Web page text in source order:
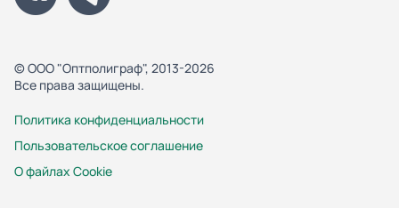
© ООО "Оптполиграф", 2013-2026
Все права защищены.
Политика конфиденциальности
Пользовательское соглашение
О файлах Cookie